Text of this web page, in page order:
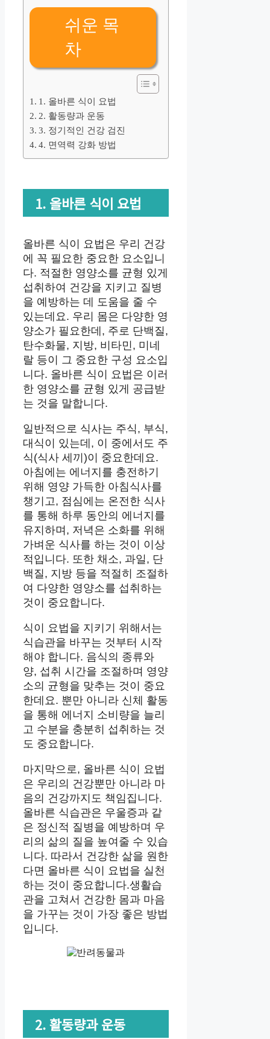
쉬운 목
차
1. 올바른 식이 요법
2. 활동량과 운동
3. 정기적인 건강 검진
4. 면역력 강화 방법
1. 올바른 식이 요법
올바른 식이 요법은 우리 건강
에 꼭 필요한 중요한 요소입니
다. 적절한 영양소를 균형 있게
섭취하여 건강을 지키고 질병
을 예방하는 데 도움을 줄 수
있는데요. 우리 몸은 다양한 영
양소가 필요한데, 주로 단백질,
탄수화물, 지방, 비타민, 미네
랄 등이 그 중요한 구성 요소입
니다. 올바른 식이 요법은 이러
한 영양소를 균형 있게 공급받
는 것을 말합니다.
일반적으로 식사는 주식, 부식,
대식이 있는데, 이 중에서도 주
식(식사 세끼)이 중요한데요.
아침에는 에너지를 충전하기
위해 영양 가득한 아침식사를
챙기고, 점심에는 온전한 식사
를 통해 하루 동안의 에너지를
유지하며, 저녁은 소화를 위해
가벼운 식사를 하는 것이 이상
적입니다. 또한 채소, 과일, 단
백질, 지방 등을 적절히 조절하
여 다양한 영양소를 섭취하는
것이 중요합니다.
식이 요법을 지키기 위해서는
식습관을 바꾸는 것부터 시작
해야 합니다. 음식의 종류와
양, 섭취 시간을 조절하며 영양
소의 균형을 맞추는 것이 중요
한데요. 뿐만 아니라 신체 활동
을 통해 에너지 소비량을 늘리
고 수분을 충분히 섭취하는 것
도 중요합니다.
마지막으로, 올바른 식이 요법
은 우리의 건강뿐만 아니라 마
음의 건강까지도 책임집니다.
올바른 식습관은 우울증과 같
은 정신적 질병을 예방하며 우
리의 삶의 질을 높여줄 수 있습
니다. 따라서 건강한 삶을 원한
다면 올바른 식이 요법을 실천
하는 것이 중요합니다.생활습
관을 고쳐서 건강한 몸과 마음
을 가꾸는 것이 가장 좋은 방법
입니다.
2. 활동량과 운동